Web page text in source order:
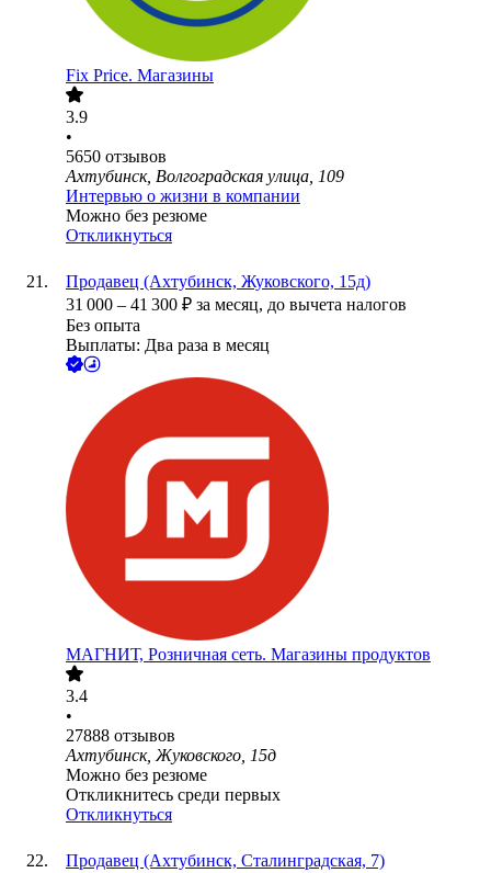
Fix Price. Магазины
3.9
•
5650 отзывов
Ахтубинск, Волгоградская улица, 109
Интервью о жизни в компании
Можно без резюме
Откликнуться
Продавец (Ахтубинск, Жуковского, 15д)
31 000 – 41 300 ₽ за месяц, до вычета налогов
Без опыта
Выплаты: Два раза в месяц
МАГНИТ, Розничная сеть. Магазины продуктов
3.4
•
27888 отзывов
Ахтубинск, Жуковского, 15д
Можно без резюме
Откликнитесь среди первых
Откликнуться
Продавец (Ахтубинск, Сталинградская, 7)